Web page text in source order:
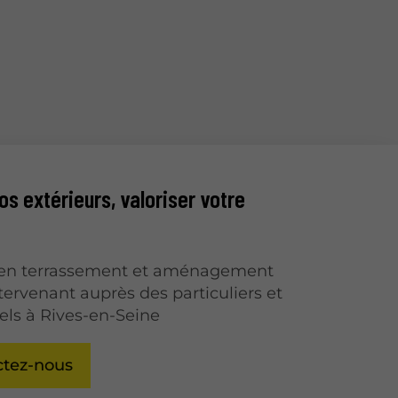
extérieurs, valoriser votre
terrassement et aménagement
auprès des particuliers et
à Rives-en-Seine
nous